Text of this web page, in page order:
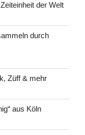
der Welt
durch
Züff & mehr
aus Köln